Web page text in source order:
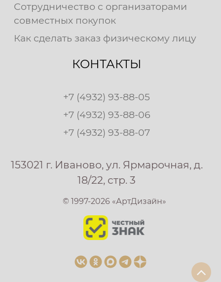
Сотрудничество с организаторами
совместных покупок
Как сделать заказ физическому лицу
КОНТАКТЫ
+7 (4932) 93-88-05
+7 (4932) 93-88-06
+7 (4932) 93-88-07
153021 г. Иваново, ул. Ярмарочная, д.
18/22, стр. 3
© 1997-2026 «АртДизайн»